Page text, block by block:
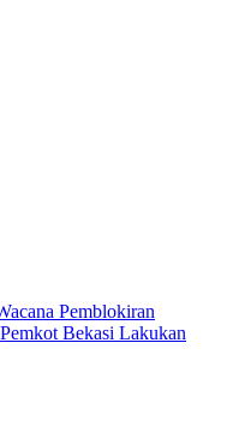
Pemblokiran
Bekasi Lakukan